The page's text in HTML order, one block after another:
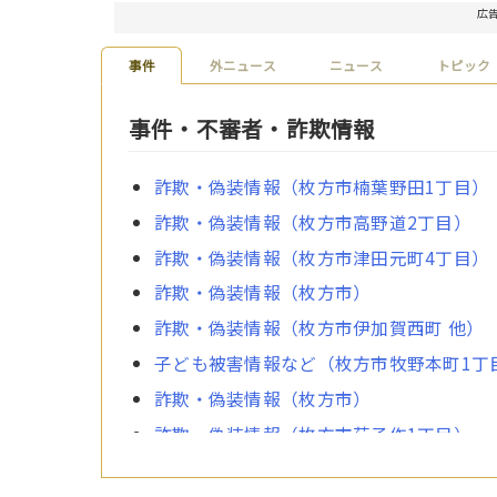
広
事件 外ニュース ニュース トピック
事件・不審者・詐欺情報
詐欺・偽装情報（枚方市楠葉野田1丁目）
詐欺・偽装情報（枚方市高野道2丁目）
詐欺・偽装情報（枚方市津田元町4丁目）
詐欺・偽装情報（枚方市）
詐欺・偽装情報（枚方市伊加賀西町 他）
子ども被害情報など（枚方市牧野本町1丁
詐欺・偽装情報（枚方市）
詐欺・偽装情報（枚方市茄子作1丁目）